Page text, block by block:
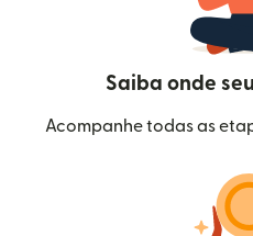
Saiba onde
Acompanhe todas as